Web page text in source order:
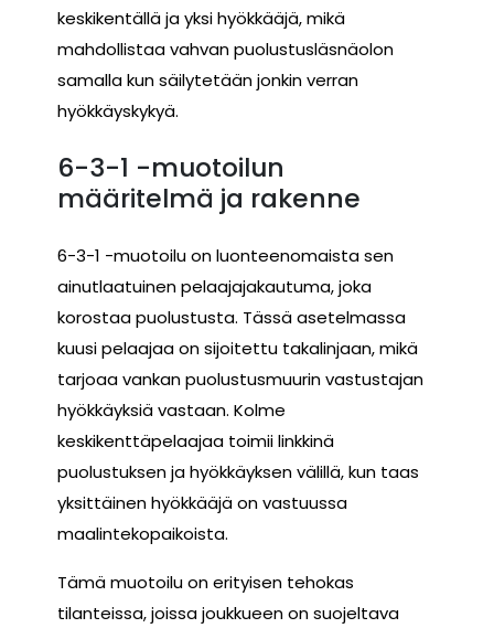
keskikentällä ja yksi hyökkääjä, mikä
mahdollistaa vahvan puolustusläsnäolon
samalla kun säilytetään jonkin verran
hyökkäyskykyä.
6-3-1 -muotoilun
määritelmä ja rakenne
6-3-1 -muotoilu on luonteenomaista sen
ainutlaatuinen pelaajajakautuma, joka
korostaa puolustusta. Tässä asetelmassa
kuusi pelaajaa on sijoitettu takalinjaan, mikä
tarjoaa vankan puolustusmuurin vastustajan
hyökkäyksiä vastaan. Kolme
keskikenttäpelaajaa toimii linkkinä
puolustuksen ja hyökkäyksen välillä, kun taas
yksittäinen hyökkääjä on vastuussa
maalintekopaikoista.
Tämä muotoilu on erityisen tehokas
tilanteissa, joissa joukkueen on suojeltava